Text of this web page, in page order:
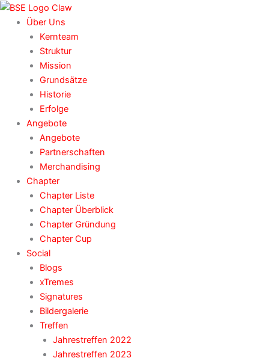
Zum
Inhalt
springen
Über Uns
Kernteam
Struktur
Mission
Grundsätze
Historie
Erfolge
Angebote
Angebote
Partnerschaften
Merchandising
Chapter
Chapter Liste
Chapter Überblick
Chapter Gründung
Chapter Cup
Social
Blogs
xTremes
Signatures
Bildergalerie
Treffen
Jahrestreffen 2022
Jahrestreffen 2023